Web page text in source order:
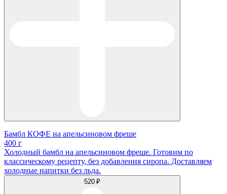
Бамбл КОФЕ на апельсиновом фреше
400 г
Холодный бамбл на апельсиновом фреше. Готовим по
классическому рецепту, без добавления сиропа. Доставляем
холодные напитки без льда.
520 ₽